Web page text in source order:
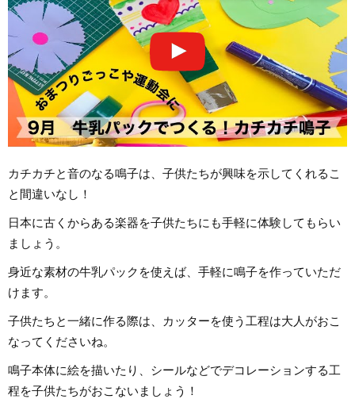
カチカチと音のなる鳴子は、子供たちが興味を示してくれるこ
と間違いなし！
日本に古くからある楽器を子供たちにも手軽に体験してもらい
ましょう。
身近な素材の牛乳パックを使えば、手軽に鳴子を作っていただ
けます。
子供たちと一緒に作る際は、カッターを使う工程は大人がおこ
なってくださいね。
鳴子本体に絵を描いたり、シールなどでデコレーションする工
程を子供たちがおこないましょう！